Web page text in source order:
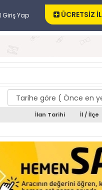
Giriş Yap ÜCRETSİZ
İlan Tarihi İl / İlçe